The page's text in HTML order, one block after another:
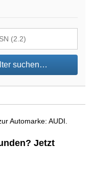
suchen…
Automarke: AUDI.
Jetzt